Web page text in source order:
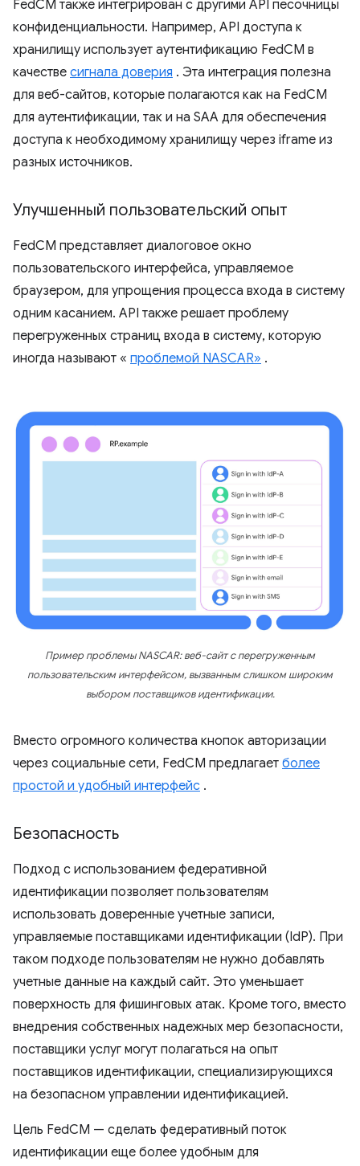
FedCM также интегрирован с другими API песочницы
конфиденциальности. Например, API доступа к
хранилищу использует аутентификацию FedCM в
качестве сигнала доверия . Эта интеграция полезна
для веб-сайтов, которые полагаются как на FedCM
для аутентификации, так и на SAA для обеспечения
доступа к необходимому хранилищу через iframe из
разных источников.
Улучшенный пользовательский опыт
FedCM представляет диалоговое окно
пользовательского интерфейса, управляемое
браузером, для упрощения процесса входа в систему
одним касанием. API также решает проблему
перегруженных страниц входа в систему, которую
иногда называют « проблемой NASCAR» .
Пример проблемы NASCAR: веб-сайт с перегруженным
пользовательским интерфейсом, вызванным слишком широким
выбором поставщиков идентификации.
Вместо огромного количества кнопок авторизации
через социальные сети, FedCM предлагает более
простой и удобный интерфейс .
Безопасность
Подход с использованием федеративной
идентификации позволяет пользователям
использовать доверенные учетные записи,
управляемые поставщиками идентификации (IdP). При
таком подходе пользователям не нужно добавлять
учетные данные на каждый сайт. Это уменьшает
поверхность для фишинговых атак. Кроме того, вместо
внедрения собственных надежных мер безопасности,
поставщики услуг могут полагаться на опыт
поставщиков идентификации, специализирующихся
на безопасном управлении идентификацией.
Цель FedCM — сделать федеративный поток
идентификации еще более удобным для